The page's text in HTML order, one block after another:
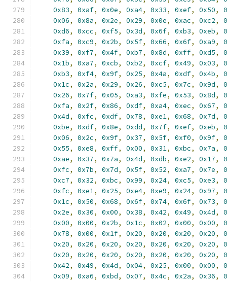
0x83, 0xaf, 0x0e, 0xa4, 0x33, 0xef, 0x50,
0x06, 0x8a, 0x2e, 0x29, 0x0e, 0xac, 0xc2,
0xd6, 0xcc, 0xf5, 0x3d, 0x6f, 0xb3, 0xeb,
0xfa, 0xc9, 0x2b, 0x5f, 0x66, 0x6f, 0xa9,
0x39, 0xf7, 0x4f, 0xb7, 0x8d, 0xff, 0xd5,
0x1b, 0xa7, 0xcb, 0xb2, 0xcf, 0x49, 0x03,
0xb3, 0xf4, 0x9f, 0x25, 0x4a, 0xdf, 0x4b,
0x1c, 0x2a, 0x29, 0x26, 0xc5, 0x7c, 0x9d,
0x26, 0x7f, 0x05, 0xa3, 0xfe, 0x53, 0x8d,
0xfa, 0x2f, 0x86, 0xdf, 0xa4, 0xec, 0x67,
0x4d, 0xfc, 0xdf, 0x78, 0xe1, 0x68, 0x7d,
0xbe, 0xdf, 0x8e, 0xdd, 0x7f, 0xef, 0xeb,
0x06, 0x2c, 0x9f, 0x37, 0x5f, 0xf0, 0x9f,
0x55, 0xe8, 0xff, 0x00, 0x31, 0xbc, 0x7a,
0xae, 0x37, 0x7a, 0x4d, 0xdb, 0xe2, 0x17,
0xfc, 0x7b, 0x7d, 0x5f, 0x52, 0xa7, 0x7e,
0xc7, 0x32, 0xbc, 0x99, 0x24, 0xc5, 0xe3,
0xfc, 0xe1, 0x25, 0xe4, 0xe9, 0x24, 0x97,
0x1c, 0x50, 0x68, 0x6f, 0x74, 0x6f, 0x73,
0x2e, 0x30, 0x00, 0x38, 0x42, 0x49, 0x4d,
0x00, 0x00, 0x2b, 0x1c, 0x02, 0x00, 0x00,
0x78, 0x00, 0x1f, 0x20, 0x20, 0x20, 0x20,
0x20, 0x20, 0x20, 0x20, 0x20, 0x20, 0x20,
0x20, 0x20, 0x20, 0x20, 0x20, 0x20, 0x20,
0x42, 0x49, 0x4d, 0x04, 0x25, 0x00, 0x00,
0x09, 0xa6, 0xbd, 0x07, 0x4c, 0x2a, 0x36,